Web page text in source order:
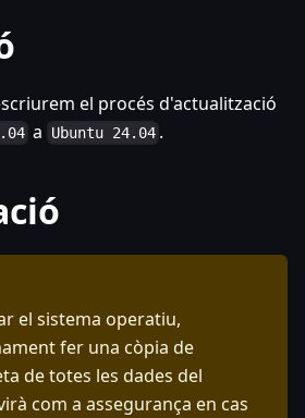
el procés d'actualització
a Ubuntu 24.04 .
el sistema operatiu,
fer una còpia de
de totes les dades del
com a assegurança en cas